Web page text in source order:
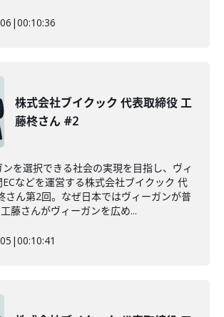
|00:10:36
株式会社ブイクック 代表取締役 工
藤柊さん #2
を選択できる社会の実現を目指し、ヴィ
などを運営する株式会社ブイクック 代
さん第2回。なぜ日本ではヴィーガンが普
藤さんがヴィーガンを広め...
|00:10:41